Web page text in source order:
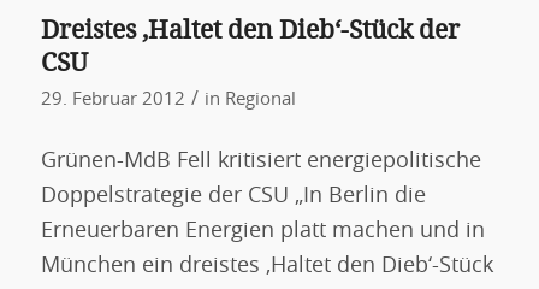
Dreistes ‚Haltet den Dieb‘-Stück der
CSU
29. Februar 2012 / in Regional
Grünen-MdB Fell kritisiert energiepolitische
Doppelstrategie der CSU „In Berlin die
Erneuerbaren Energien platt machen und in
München ein dreistes ‚Haltet den Dieb‘-Stück